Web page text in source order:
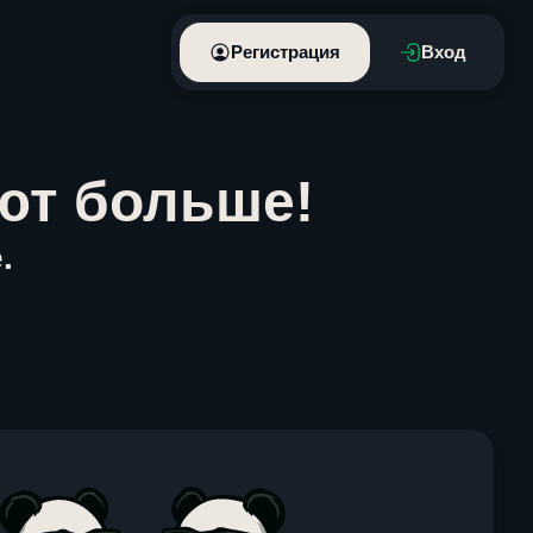
Регистрация Вход
больше!